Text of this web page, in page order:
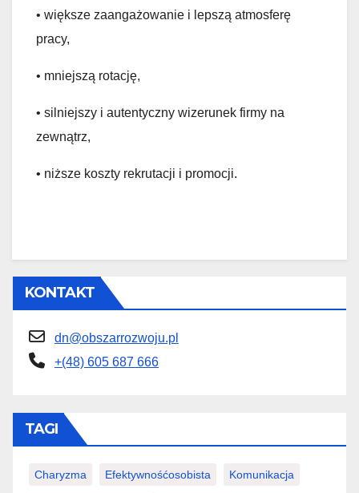
• większe zaangażowanie i lepszą atmosferę
pracy,
• mniejszą rotację,
• silniejszy i autentyczny wizerunek firmy na
zewnątrz,
• niższe koszty rekrutacji i promocji.
KONTAKT
dn@obszarrozwoju.pl
+(48) 605 687 666
TAGI
Charyzma Efektywnośćosobista Komunikacja